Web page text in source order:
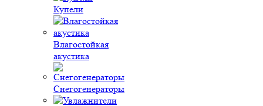
Купели
Влагостойкая
акустика
Снегогенераторы